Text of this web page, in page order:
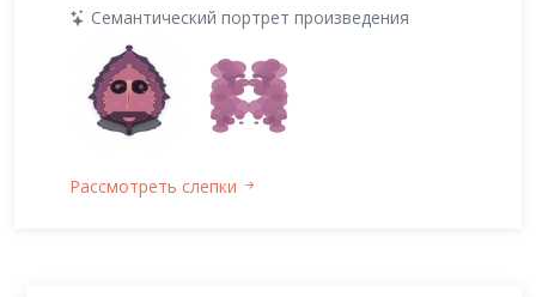
Семантический портрет произведения
Рассмотреть слепки